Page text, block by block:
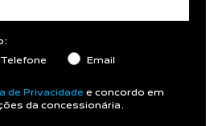
Telefone Email
de Privacidade e concordo em
da concessionária.